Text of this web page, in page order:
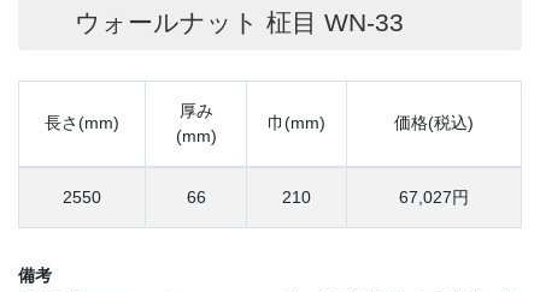
ウォールナット 柾目 WN-33
長さ(mm)
厚み
(mm)
巾(mm) 価格(税込)
2550 66 210 67,027円
備考